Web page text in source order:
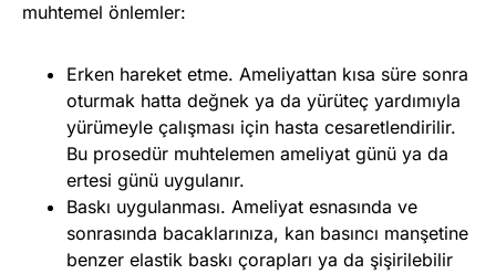
muhtemel önlemler:
Erken hareket etme. Ameliyattan kısa süre sonra
oturmak hatta değnek ya da yürüteç yardımıyla
yürümeyle çalışması için hasta cesaretlendirilir.
Bu prosedür muhtelemen ameliyat günü ya da
ertesi günü uygulanır.
Baskı uygulanması. Ameliyat esnasında ve
sonrasında bacaklarınıza, kan basıncı manşetine
benzer elastik baskı çorapları ya da şişirilebilir